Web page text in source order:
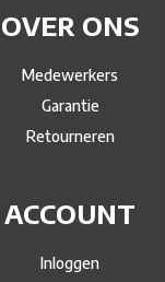
OVER ONS
Medewerkers
Garantie
Retourneren
ACCOUNT
Inloggen